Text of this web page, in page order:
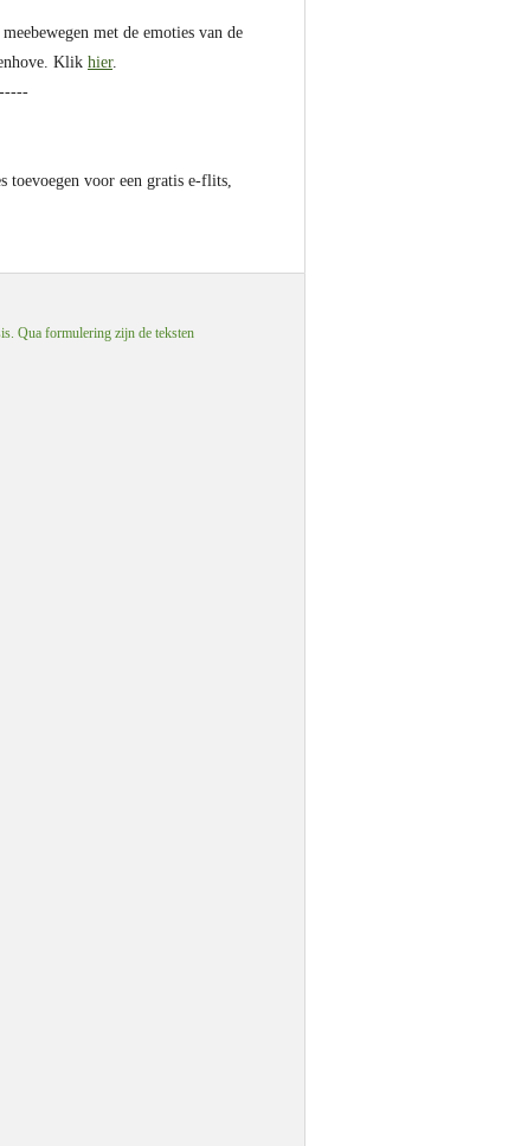
met de emoties van de
Klik hier.
----
toevoegen voor een gratis e-flits,
Qua formulering zijn de teksten